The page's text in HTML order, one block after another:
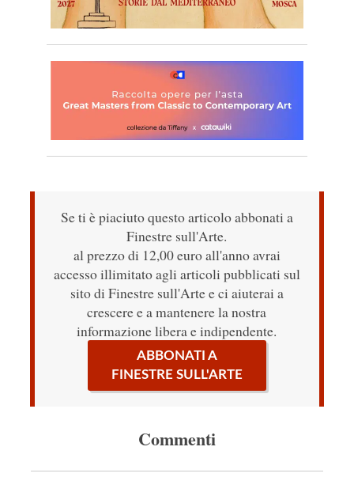
Se ti è piaciuto questo articolo abbonati a
Finestre sull'Arte.
al prezzo di 12,00 euro all'anno avrai
accesso illimitato agli articoli pubblicati sul
sito di Finestre sull'Arte e ci aiuterai a
crescere e a mantenere la nostra
informazione libera e indipendente.
ABBONATI A
FINESTRE SULL'ARTE
Commenti